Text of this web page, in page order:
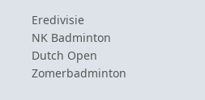
Eredivisie
NK Badminton
Dutch Open
Zomerbadminton